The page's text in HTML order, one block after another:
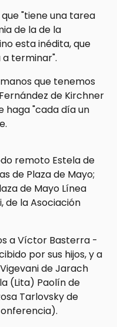
"tiene una tarea
de la de la
esta inédita, que
terminar".
que tenemos
de Kirchner
haga "cada día un
remoto Estela de
de Plaza de Mayo;
de Mayo Línea
de la Asociación
a Víctor Basterra -
por sus hijos, y a
de Jarach
(Lita) Paolín de
Tarlovsky de